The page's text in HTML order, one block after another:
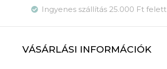
Ingyenes szállítás 25.000 Ft felett
VÁSÁRLÁSI INFORMÁCIÓK